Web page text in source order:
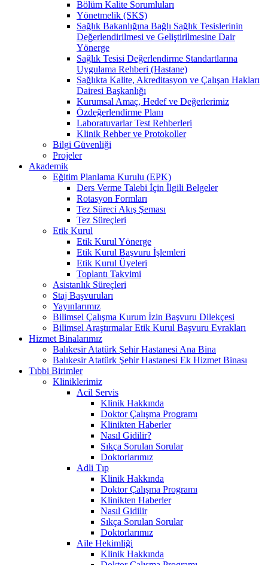
Bölüm Kalite Sorumluları
Yönetmelik (SKS)
Sağlık Bakanlığına Bağlı Sağlık Tesislerinin
Değerlendirilmesi ve Geliştirilmesine Dair
Yönerge
Sağlık Tesisi Değerlendirme Standartlarına
Uygulama Rehberi (Hastane)
Sağlıkta Kalite, Akreditasyon ve Çalışan Hakları
Dairesi Başkanlığı
Kurumsal Amaç, Hedef ve Değerlerimiz
Özdeğerlendirme Planı
Laboratuvarlar Test Rehberleri
Klinik Rehber ve Protokoller
Bilgi Güvenliği
Projeler
Akademik
Eğitim Planlama Kurulu (EPK)
Ders Verme Talebi İçin İlgili Belgeler
Rotasyon Formları
Tez Süreci Akış Şeması
Tez Süreçleri
Etik Kurul
Etik Kurul Yönerge
Etik Kurul Başvuru İşlemleri
Etik Kurul Üyeleri
Toplantı Takvimi
Asistanlık Süreçleri
Staj Başvuruları
Yayınlarımız
Bilimsel Çalışma Kurum İzin Başvuru Dilekçesi
Bilimsel Araştırmalar Etik Kurul Başvuru Evrakları
Hizmet Binalarımız
Balıkesir Atatürk Şehir Hastanesi Ana Bina
Balıkesir Atatürk Şehir Hastanesi Ek Hizmet Binası
Tıbbi Birimler
Kliniklerimiz
Acil Servis
Klinik Hakkında
Doktor Çalışma Programı
Klinikten Haberler
Nasıl Gidilir?
Sıkça Sorulan Sorular
Doktorlarımız
Adli Tıp
Klinik Hakkında
Doktor Çalışma Programı
Klinikten Haberler
Nasıl Gidilir
Sıkça Sorulan Sorular
Doktorlarımız
Aile Hekimliği
Klinik Hakkında